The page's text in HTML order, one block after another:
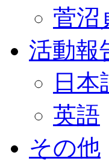
菅沼
活動報
日本
英語
その他